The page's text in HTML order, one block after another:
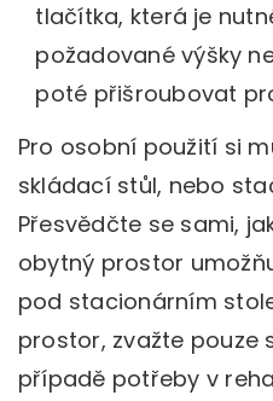
tlačítka, která je
požadované výšky
poté přišroubovat
Pro osobní použití si
skládací stůl, nebo
Přesvědčte se sami,
obytný prostor
pod stacionárním
prostor, zvažte pouze
případě potřeby v